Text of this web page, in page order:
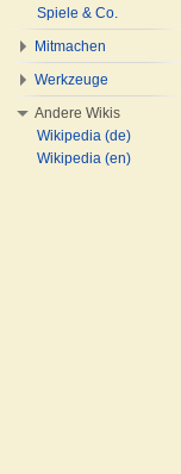
Spiele & Co.
Mitmachen
Werkzeuge
Andere Wikis
Wikipedia (de)
Wikipedia (en)